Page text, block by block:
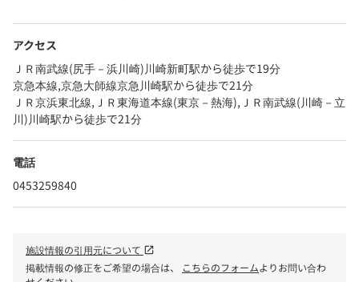
アクセス
ＪＲ南武線(尻手－浜川崎)川崎新町駅から徒歩で19分
京急本線,京急大師線京急川崎駅から徒歩で21分
ＪＲ京浜東北線,ＪＲ東海道本線(東京－熱海),ＪＲ南武線(川崎－立
川)川崎駅から徒歩で21分
電話
0453259840
施設情報の引用元について open_in_new
掲載情報の修正をご希望の場合は、 こちらのフォームよりお問い合わ